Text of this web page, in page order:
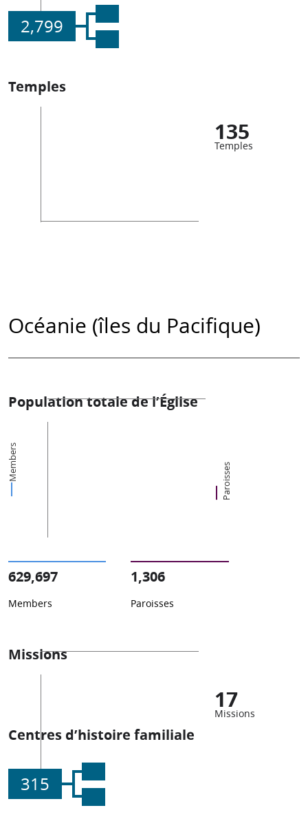
2,799
Temples
135
Temples
Océanie (îles du Pacifique)
Population totale de l’Église
Members Paroisses
629,697
Members
1,306
Paroisses
Missions
17
Missions
Centres d’histoire familiale
315